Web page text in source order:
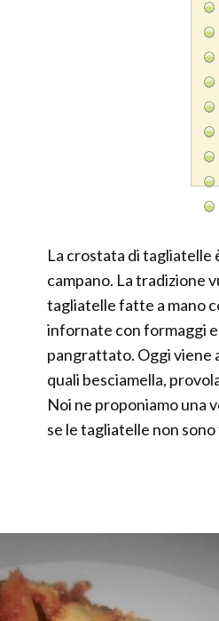
La crostata di
campano. La tradizione
tagliatelle fatte a mano
infornate con formaggi
pangrattato. Oggi
quali besciamella,
Noi ne proponiamo una
se le tagliatelle non